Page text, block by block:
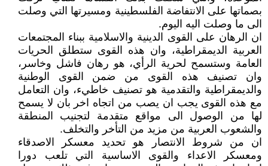
بصماتها على الانتفاضة الفلسطينية ومسيرتها التي وصلت
الى ما وصلت اليه اليوم.
ان الرهان على القوى الدينية والاسلامية ببناء المجتمعات
العربية الديمقراطية، وان هذه القوى ستطلق الحريات
العامة وستسمح لحرية الرأي، هو رهان فاشل وخاسر،
وان تصنيف هذه القوى من ضمن القوى الوطنية
والديمقراطية والتقدمية هو تصنيف خاطيء، وان التعامل
مع هذه القوى يجب ان يصب من اتجاه اخر بان لا يسمح
لها من الوصول الى مواقع متقدمة لتجنيب المنطقة
والشعوب العربية من مزيد من التأخر والتخلف.
ان من شروط الانتصار هو تحديد معسكر الاصدقاء
ومعسكر الاعداء والقوى الاساسية التي تلعب دورا